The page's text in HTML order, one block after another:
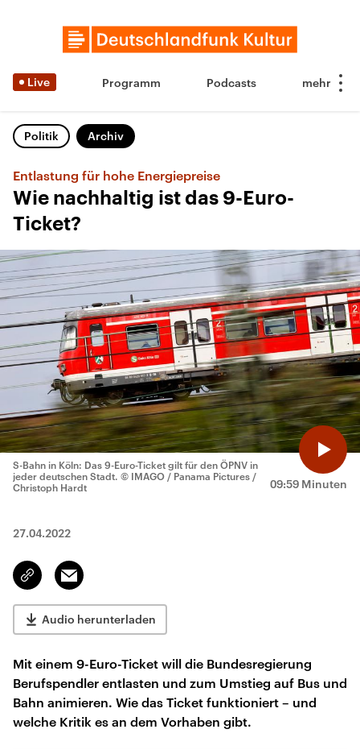
Live Programm Podcasts
Politik Archiv
Entlastung für hohe Energiepreise
Wie nachhaltig ist das 9-Euro-
Ticket?
09:59 Minuten
S-Bahn in Köln: Das 9-Euro-Ticket gilt für den ÖPNV in
jeder deutschen Stadt. © IMAGO / Panama Pictures /
Christoph Hardt
27.04.2022
Link
kopieren/teilen
Email
Audio herunterladen
Mit einem 9-Euro-Ticket will die Bundesregierung
Berufspendler entlasten und zum Umstieg auf Bus und
Bahn animieren. Wie das Ticket funktioniert – und
welche Kritik es an dem Vorhaben gibt.